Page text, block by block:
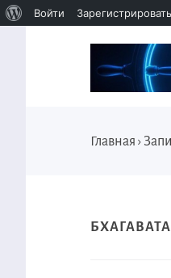
Главная ›
Войти